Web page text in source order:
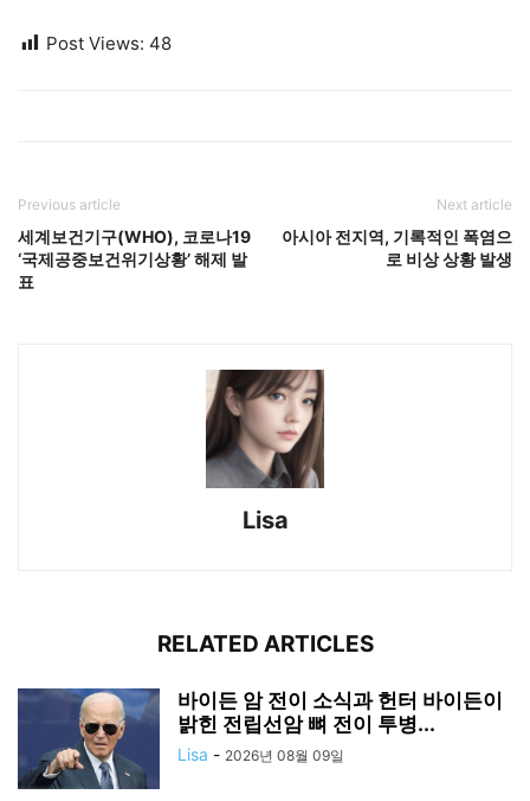
Post Views: 48
Previous article
세계보건기구(WHO), 코로나19
‘국제공중보건위기상황’ 해제 발
표
Next article
아시아 전지역, 기록적인 폭염으
로 비상 상황 발생
Lisa
RELATED ARTICLES
바이든 암 전이 소식과 헌터 바이든이
밝힌 전립선암 뼈 전이 투병...
Lisa - 2026년 08월 09일